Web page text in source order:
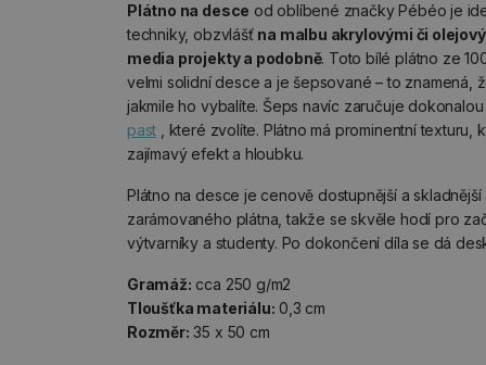
Plátno na desce od oblíbené značky Pébéo je
techniky, obzvlášť na malbu akrylovými či
media projekty a podobně. Toto bílé plátno ze
velmi solidní desce a je šepsované – to znamená,
jakmile ho vybalíte. Šeps navíc zaručuje
past , které zvolíte. Plátno má prominentní texturu,
zajímavý efekt a hloubku.
Plátno na desce je cenově dostupnější a
zarámovaného plátna, takže se skvěle hodí pro
výtvarníky a studenty. Po dokončení díla se dá
Gramáž: cca 250 g/m2
Tloušťka materiálu: 0,3 cm
Rozměr: 35 x 50 cm